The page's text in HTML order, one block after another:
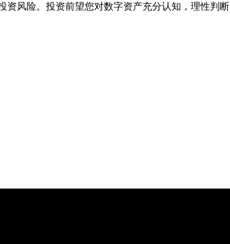
资风险。投资前望您对数字资产充分认知，理性判断